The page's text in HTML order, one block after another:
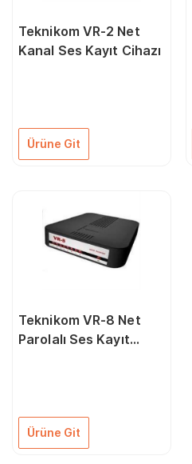
Teknikom VR-2 Net
Kanal Ses Kayıt Cihazı
Ürüne Git
Teknikom VR-8 Net
Parolalı Ses Kayıt
Ürüne Git